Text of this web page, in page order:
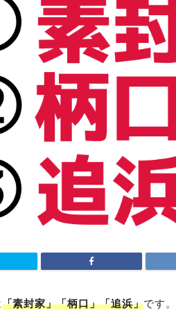
「素封家」「柄口」「追浜」です。